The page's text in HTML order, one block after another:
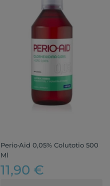
Perio·Aid 0,05% Colutotio 500
Ml
11,90 €